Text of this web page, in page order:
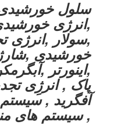
سلول
,انرژی
,سولار ,انرژی
خورشیدی
,اینورتر
پاک , انرژِی
آفگرید ,
, سیستم های